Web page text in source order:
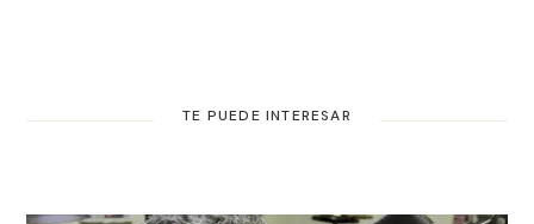
TE PUEDE INTERESAR